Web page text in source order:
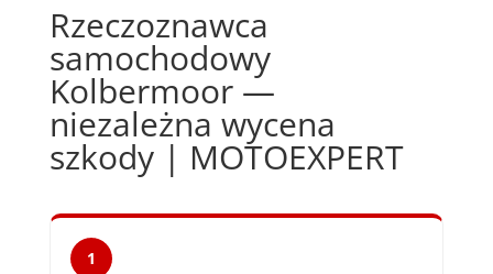
Rzeczoznawca
samochodowy
Kolbermoor —
niezależna wycena
szkody | MOTOEXPERT
1